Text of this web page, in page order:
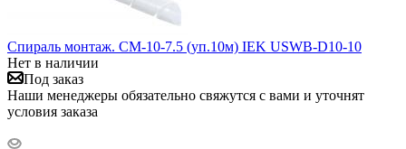
Спираль монтаж. СМ-10-7.5 (уп.10м) IEK USWB-D10-10
Нет в наличии
Под заказ
Наши менеджеры обязательно свяжутся с вами и уточнят
условия заказа